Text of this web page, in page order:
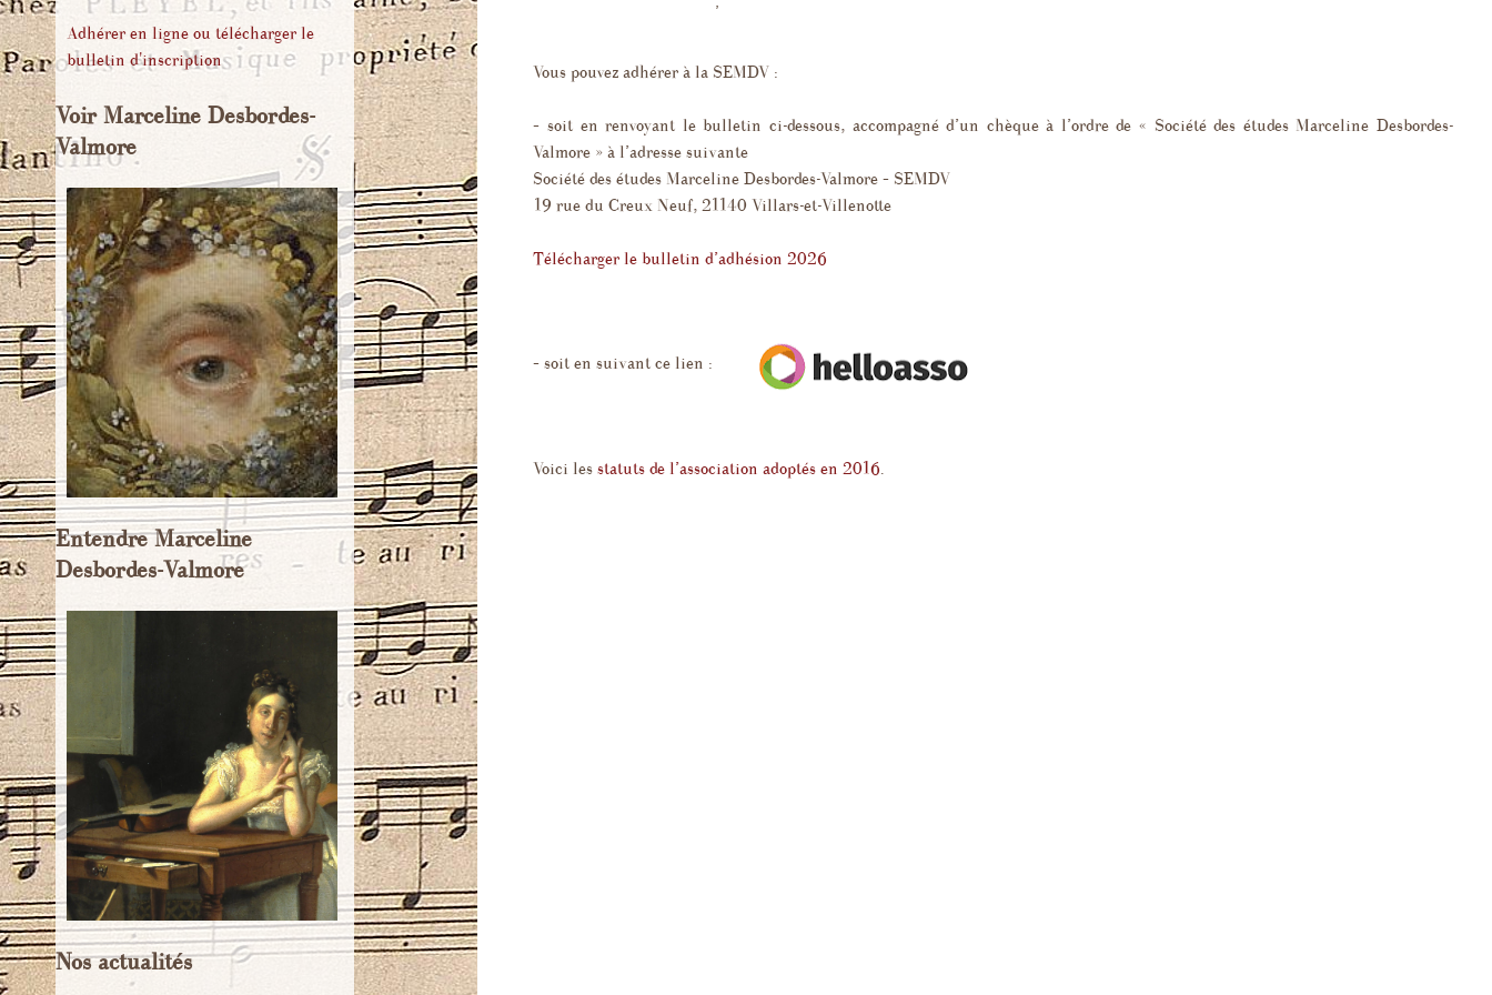
Entendre Marceline
Desbordes-Valmore
Bibliographie Publications récentes
Bibliographie générale
Romans
Pour et sur les enfants
Correspondance
Récits et nouvelles
correspondance
Adhésion
Nous écrire
Liens
Vous pouvez adhérer à la SEMDV :
– soit en renvoyant le bulletin ci-dessous, accompagné d’un chèque à l’ordre de « Société des études Marceline Desbordes-
Valmore » à l’adresse suivante
Société des études Marceline Desbordes-Valmore – SEMDV
19 rue du Creux Neuf, 21140 Villars-et-Villenotte
Télécharger le bulletin d’adhésion 2026
– soit en suivant ce lien :
Voici lesstatuts de l’association adoptés en 2016.
Adhérer en ligne ou télécharger le
bulletin d'inscription
Voir Marceline Desbordes-
Valmore
Entendre Marceline
Desbordes-Valmore
Nos actualités